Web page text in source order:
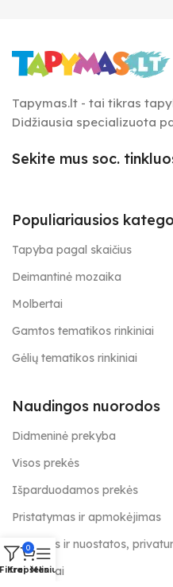
Tapymas.lt - tai tikras
Didžiausia specializuota
Sekite mus soc.
Populiariausios
Tapyba pagal skaičius
Deimantinė mozaika
Molbertai
Gamtos tematikos rinkiniai
Gėlių tematikos rinkiniai
Naudingos nuorodos
Didmeninė prekyba
Visos prekės
Išparduodamos prekės
Pristatymas ir apmokėjimas
Taisyklės ir nuostatos,
Kontaktai
0
Krepšelis
Meniu